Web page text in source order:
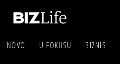
NOVO U FOKUSU BIZNIS